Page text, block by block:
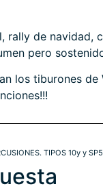
rally de navidad,
pero
los tiburones
TIPOS 10y y